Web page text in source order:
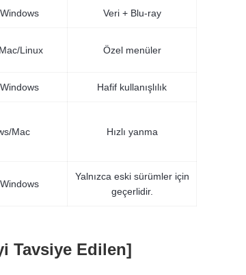
Veri + Blu-ray
Linux Özel menüler
Hafif kullanışlılık
Mac Hızlı yanma
Yalnızca eski sürümler için
geçerlidir.
Tavsiye Edilen]